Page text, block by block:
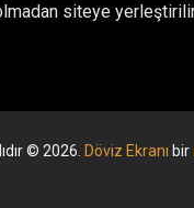
siteye
© 2026. Döviz Ekranı bir